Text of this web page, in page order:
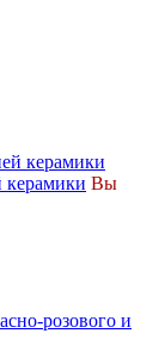
керамики Вы